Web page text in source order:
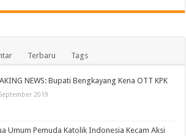
Terbaru Tags
NEWS: Bupati Bengkayang Kena OTT KPK
2019
Umum Pemuda Katolik Indonesia Kecam Aksi